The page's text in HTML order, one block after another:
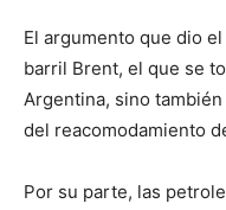
El argumento que dio
barril Brent, el que se
Argentina, sino
del reacomodamiento
Por su parte, las